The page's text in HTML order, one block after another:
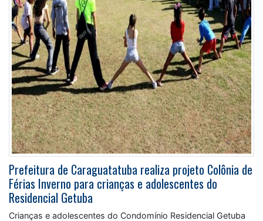
Prefeitura de Caraguatatuba realiza projeto Colônia de
Férias Inverno para crianças e adolescentes do
Residencial Getuba
Crianças e adolescentes do Condomínio Residencial Getuba